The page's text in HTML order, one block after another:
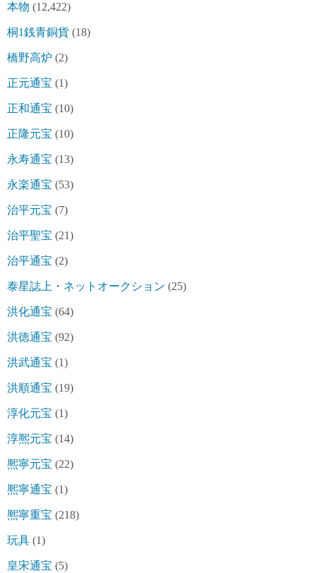
本物 (12,422)
桐1銭青銅貨 (18)
橋野高炉 (2)
正元通宝 (1)
正和通宝 (10)
正隆元宝 (10)
永寿通宝 (13)
永楽通宝 (53)
治平元宝 (7)
治平聖宝 (21)
治平通宝 (2)
泰星誌上・ネットオークション (25)
洪化通宝 (64)
洪徳通宝 (92)
洪武通宝 (1)
洪順通宝 (19)
淳化元宝 (1)
淳熈元宝 (14)
熈寧元宝 (22)
熈寧通宝 (1)
熈寧重宝 (218)
玩具 (1)
皇宋通宝 (5)